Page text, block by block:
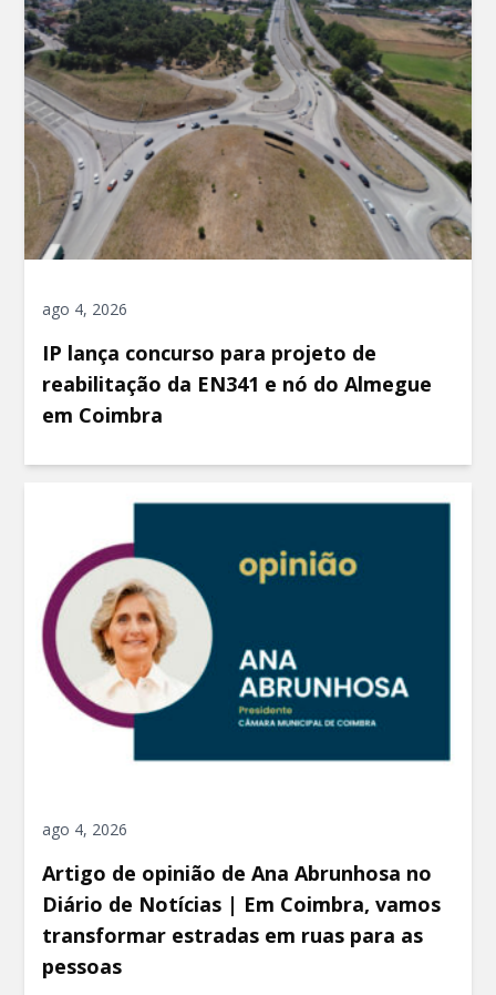
ago 4, 2026
IP lança concurso para projeto de
reabilitação da EN341 e nó do Almegue
em Coimbra
ago 4, 2026
Artigo de opinião de Ana Abrunhosa no
Diário de Notícias | Em Coimbra, vamos
transformar estradas em ruas para as
pessoas